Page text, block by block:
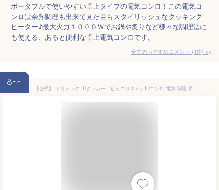
ポータブルで使いやすい卓上タイプの電気コンロ！この電気コ
ンロは余熱調理も出来て見た目もスタイリッシュなクッキング
ヒーター♪最大火力１０００Ｗでお鍋や炙りなど様々な調理法に
も使える、あると便利な卓上電気コンロです。
全てのおすすめコメント (1件) >
8th
【公式】 ドリテック IHクッカー「ピッコリスト」IHコンロ 電気 調理 卓上 小型 200W 900W IHクッキングヒーター 6段階調節 アウトドア キャンプ 一人暮らし 車中泊 コンパクト おしゃれ ポータブル電源 災害 dretec DI-231